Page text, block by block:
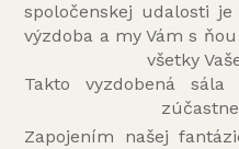
spoločenskej udalosti
výzdoba a my Vám s
všetky
Takto vyzdobená
Zapojením našej